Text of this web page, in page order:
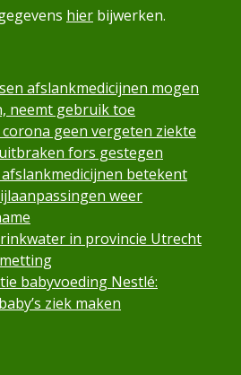
hier bijwerken.
afslankmedicijnen mogen
neemt gebruik toe
geen vergeten ziekte
fors gestegen
betekent
weer
in provincie Utrecht
babyvoeding Nestlé:
ziek maken